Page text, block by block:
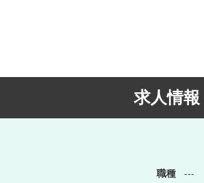
求人情報
職種
---